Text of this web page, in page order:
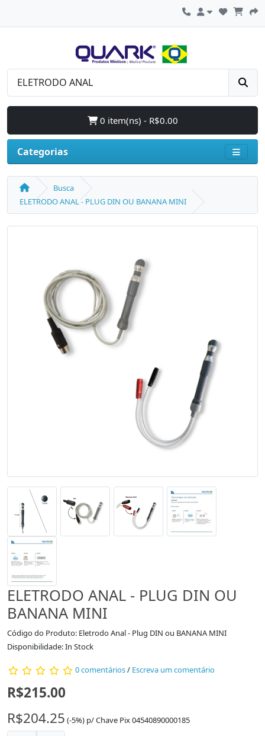
0 item(ns) - R$0.00
Categorias
Busca
ELETRODO ANAL - PLUG DIN OU BANANA MINI
ELETRODO ANAL - PLUG DIN OU
BANANA MINI
Código do Produto: Eletrodo Anal - Plug DIN ou BANANA MINI
Disponibilidade: In Stock
0 comentários/ Escreva um comentário
R$215.00
R$204.25 (-5%) p/Chave Pix 04540890000185